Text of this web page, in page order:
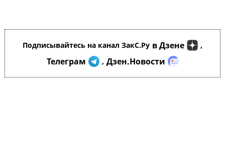
Подписывайтесь на канал ЗакС.Ру в Дзене ,
Телеграм , Дзен.Новости